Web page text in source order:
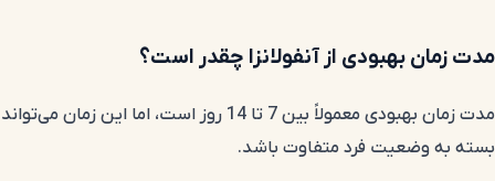
مدت زمان بهبودی از آنفولانزا چقدر است؟
مدت زمان بهبودی معمولاً بین 7 تا 14 روز است، اما این زمان می‌تواند
بسته به وضعیت فرد متفاوت باشد.